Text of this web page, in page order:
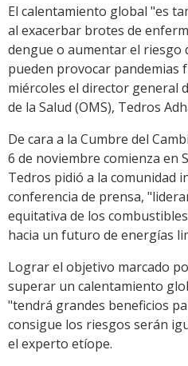
El calentamiento global "es
al exacerbar brotes de
dengue o aumentar el riesgo
pueden provocar pandemias
miércoles el director general
de la Salud (OMS), Tedros
De cara a la Cumbre del
6 de noviembre comienza en
Tedros pidió a la comunidad
conferencia de prensa,
equitativa de los
hacia un futuro de energías
Lograr el objetivo marcado
superar un calentamiento
"tendrá grandes beneficios
consigue los riesgos serán
el experto etíope.